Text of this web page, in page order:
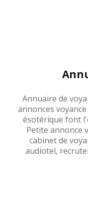
Annuaire de
annonces
ésotérique font
Petite annonce
cabinet de
audiotel,